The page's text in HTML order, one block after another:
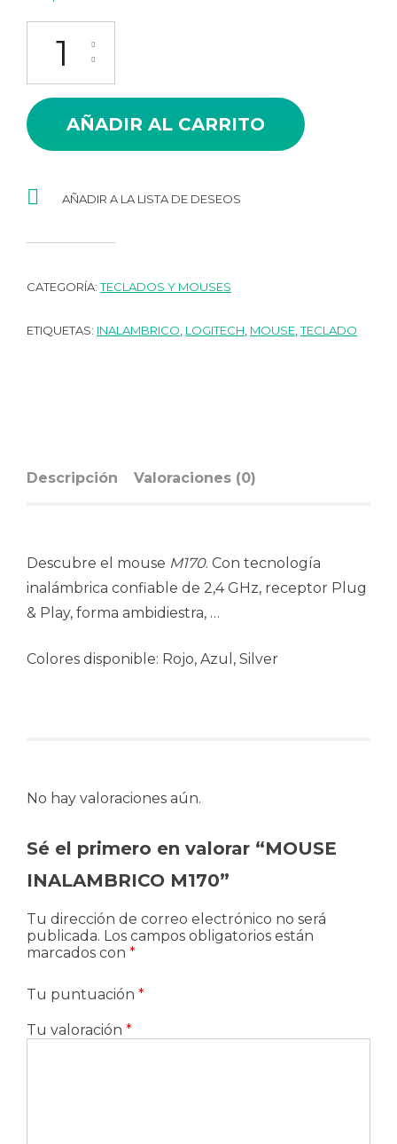
AÑADIR AL CARRITO
AÑADIR A LA LISTA DE DESEOS
CATEGORÍA:TECLADOS Y MOUSES
ETIQUETAS: INALAMBRICO LOGITECH MOUSE ,TECLADO
Descripción Valoraciones (0)
Descubre el mouse M170. Con tecnología
inalámbrica confiable de 2,4 GHz, receptor Plug
& Play, forma ambidiestra, …
Colores disponible: Rojo, Azul, Silver
No hay valoraciones aún.
Sé el primero en valorar “MOUSE
INALAMBRICO M170”
Tu dirección de correo electrónico no será
publicada. Los campos obligatorios están
marcados con *
Tu puntuación *
Tu valoración *